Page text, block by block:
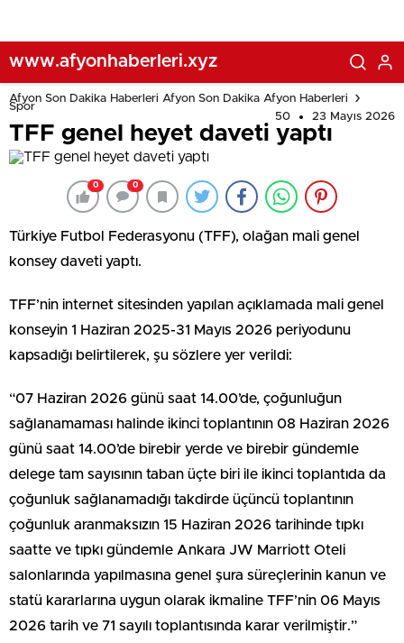
www.afyonhaberleri.xyz
Afyon Son Dakika Haberleri Afyon Son Dakika Afyon Haberleri
Spor
50
23 Mayıs 2026
TFF genel heyet daveti yaptı
0 0
Türkiye Futbol Federasyonu (TFF), olağan mali genel
konsey daveti yaptı.
TFF’nin internet sitesinden yapılan açıklamada mali genel
konseyin 1 Haziran 2025-31 Mayıs 2026 periyodunu
kapsadığı belirtilerek, şu sözlere yer verildi:
“07 Haziran 2026 günü saat 14.00’de, çoğunluğun
sağlanamaması halinde ikinci toplantının 08 Haziran 2026
günü saat 14.00’de birebir yerde ve birebir gündemle
delege tam sayısının taban üçte biri ile ikinci toplantıda da
çoğunluk sağlanamadığı takdirde üçüncü toplantının
çoğunluk aranmaksızın 15 Haziran 2026 tarihinde tıpkı
saatte ve tıpkı gündemle Ankara JW Marriott Oteli
salonlarında yapılmasına genel şura süreçlerinin kanun ve
statü kararlarına uygun olarak ikmaline TFF’nin 06 Mayıs
2026 tarih ve 71 sayılı toplantısında karar verilmiştir.”